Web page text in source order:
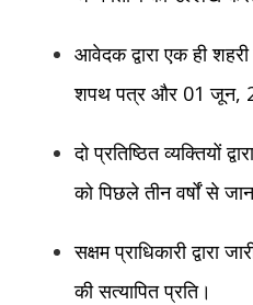
आवेदक द्वारा एक ही
शपथ पत्र और 01 जून,
दो प्रतिष्ठित व्यक्तियों
को पिछले तीन वर्षों से
सक्षम प्राधिकारी
की सत्यापित प्रति।